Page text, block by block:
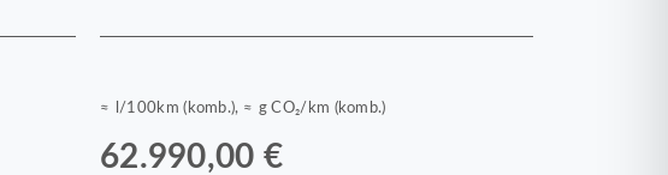
≈ l/100km (komb.), ≈ g CO₂/km (komb.)
62.990,00 €